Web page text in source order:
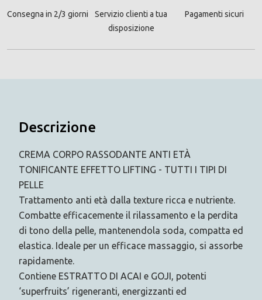
Consegna in 2/3 giorni
Servizio clienti a tua
disposizione
Pagamenti sicuri
Descrizione
CREMA CORPO RASSODANTE ANTI ETÀ
TONIFICANTE EFFETTO LIFTING - TUTTI I TIPI DI
PELLE
Trattamento anti età dalla texture ricca e nutriente.
Combatte efficacemente il rilassamento e la perdita
di tono della pelle, mantenendola soda, compatta ed
elastica. Ideale per un efficace massaggio, si assorbe
rapidamente.
Contiene ESTRATTO DI ACAI e GOJI, potenti
‘superfruits’ rigeneranti, energizzanti ed